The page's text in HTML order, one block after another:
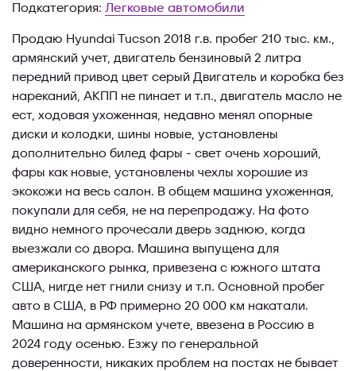
Подкатегория: Легковые автомобили
Продаю Hyundai Tucson 2018 г.в. пробег 210 тыс. км.,
армянский учет, двигатель бензиновый 2 литра
передний привод цвет серый Двигатель и коробка без
нареканий, АКПП не пинает и т.п., двигатель масло не
ест, ходовая ухоженная, недавно менял опорные
диски и колодки, шины новые, установлены
дополнительно билед фары - свет очень хороший,
фары как новые, установлены чехлы хорошие из
экокожи на весь салон. В общем машина ухоженная,
покупали для себя, не на перепродажу. На фото
видно немного прочесали дверь заднюю, когда
выезжали со двора. Машина выпущена для
американского рынка, привезена с южного штата
США, нигде нет гнили снизу и т.п. Основной пробег
авто в США, в РФ примерно 20 000 км накатали.
Машина на армянском учете, ввезена в Россию в
2024 году осенью. Езжу по генеральной
доверенности, никаких проблем на постах не бывает